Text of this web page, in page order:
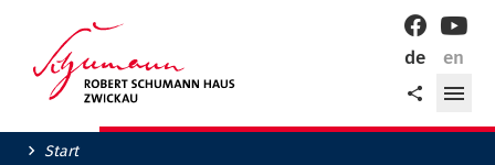
Stadt
de
en
Teilen
Facebook
Start